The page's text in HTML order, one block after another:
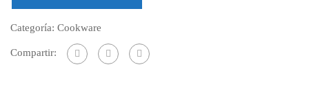
break
cantidad
Categoría: Cookware
Compartir: